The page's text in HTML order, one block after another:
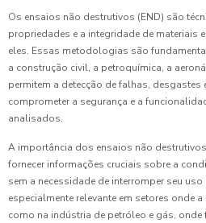
Os ensaios não destrutivos (END) são
propriedades e a integridade de materiais
eles. Essas metodologias são
a construção civil, a petroquímica, a
permitem a detecção de falhas,
comprometer a segurança e a
analisados.
A importância dos ensaios não
fornecer informações cruciais sobre a
sem a necessidade de interromper seu
especialmente relevante em setores onde
como na indústria de petróleo e gás,